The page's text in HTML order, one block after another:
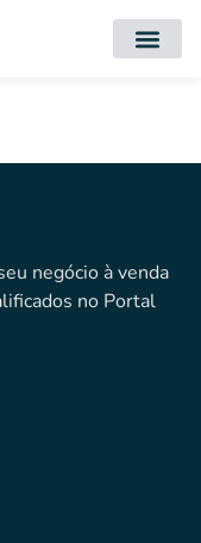
negócio à venda
no Portal